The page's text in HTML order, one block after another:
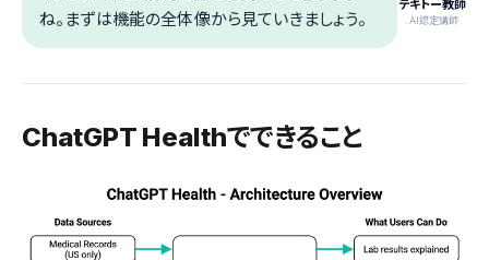
テキトー教師
.AI認定講師
ね。まずは機能の全体像から見ていきましょう。
ChatGPT Healthでできること